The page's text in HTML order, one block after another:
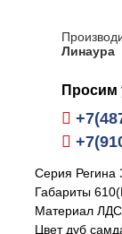
Линаура
Просим
Серия Регина
Габариты
Материал
Цвет дуб